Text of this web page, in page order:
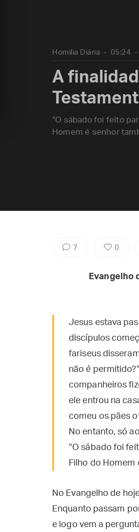
Homilia Diária 05:24
A
“O sábado foi feito
Homem é senhor
7 0
Evangelho
Jesus estava
discípulos
fariseus
não é
companheiros
ele entrou na
comeu os pães
No entanto, só
“O sábado foi
Filho do Homem
No Evangelho de
Enquanto passam
e logo vem a